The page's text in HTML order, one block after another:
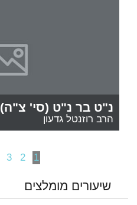
נ"ט בר נ"ט (סי' צ"ה)
הרב רוזנטל גדעון
1
2
3
שיעורים מומלצים